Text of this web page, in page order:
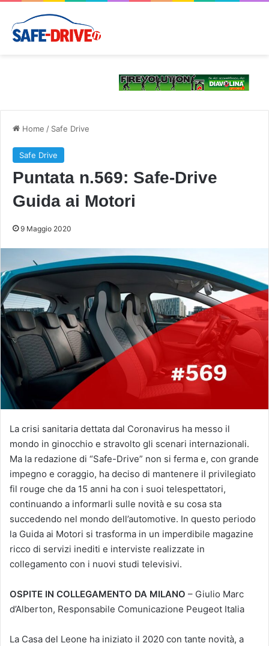
Home / Safe Drive
Safe Drive
Puntata n.569: Safe-Drive
Guida ai Motori
9 Maggio 2020
La crisi sanitaria dettata dal Coronavirus ha messo il
mondo in ginocchio e stravolto gli scenari internazionali.
Ma la redazione di “Safe-Drive” non si ferma e, con grande
impegno e coraggio, ha deciso di mantenere il privilegiato
fil rouge che da 15 anni ha con i suoi telespettatori,
continuando a informarli sulle novità e su cosa sta
succedendo nel mondo dell’automotive. In questo periodo
la Guida ai Motori si trasforma in un imperdibile magazine
ricco di servizi inediti e interviste realizzate in
collegamento con i nuovi studi televisivi.
OSPITE IN COLLEGAMENTO DA MILANO – Giulio Marc
d’Alberton, Responsabile Comunicazione Peugeot Italia
La Casa del Leone ha iniziato il 2020 con tante novità, a